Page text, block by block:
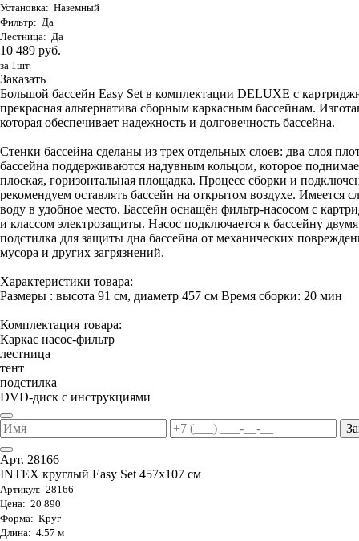
Установка: Наземный
Фильтр: Да
Лестница: Да
10 489 руб.
за 1шт.
Заказать
Большой бассейн Easy Set в комплектации DELUXE с
прекрасная альтернатива сборным каркасным бассейнам.
которая обеспечивает надежность и долговечность бассейна.
Стенки бассейна сделаны из трех отдельных слоев: два слоя
бассейна поддерживаются надувным кольцом, которое
плоская, горизонтальная площадка. Процесс сборки и
рекомендуем оставлять бассейн на открытом воздухе.
воду в удобное место. Бассейн оснащён фильтр-насосом с
и классом электрозащиты. Насос подключается к бассейну
подстилка для защиты дна бассейна от механических
мусора и других загрязнений.
Характеристики товара:
Размеры : высота 91 см, диаметр 457 см Время сборки: 20 мин
Комплектация товара:
Каркас насос-фильтр
лестница
тент
подстилка
DVD-диск с инструкциями
Арт. 28166
INTEX круглый Easy Set 457х107 см
Артикул: 28166
Цена: 20 890
Форма: Круг
Длина: 4.57 м